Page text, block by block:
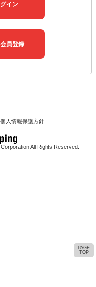
イン
員登録
個人情報保護方針
All Rights Reserved.
PAGE
TOP